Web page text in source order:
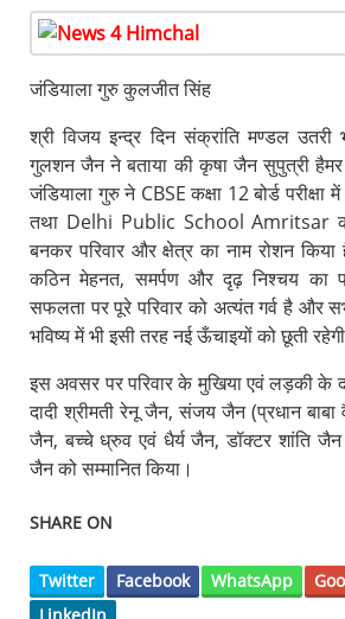
जंडियाला गुरु कुलजीत सिंह
श्री विजय इन्द्र दिन संक्रांति मण्डल उतरी
गुलशन जैन ने बताया की कृषा जैन सुपुत्री
जंडियाला गुरु ने CBSE कक्षा 12 बोर्ड
तथा Delhi Public School Amritsar
बनकर परिवार और क्षेत्र का नाम रोशन
कठिन मेहनत, समर्पण और दृढ़ निश्चय का
सफलता पर पूरे परिवार को अत्यंत गर्व है और
भविष्य में भी इसी तरह नई ऊँचाइयों को छूती
इस अवसर पर परिवार के मुखिया एवं लड़की के
दादी श्रीमती रेनू जैन, संजय जैन (प्रधान बाबा
जैन, बच्चे ध्रुव एवं धैर्य जैन, डॉक्टर शांति
जैन को सम्मानित किया।
SHARE ON
Twitter Facebook WhatsApp